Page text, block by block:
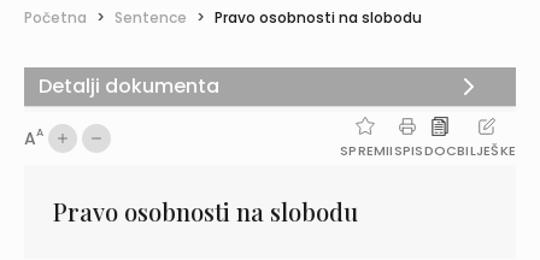
Početna > Sentence > Pravo osobnosti na slobodu
AA
SPREMIISPISDOCBILJEŠKE
Pravo osobnosti na slobodu
Detalji dokumenta